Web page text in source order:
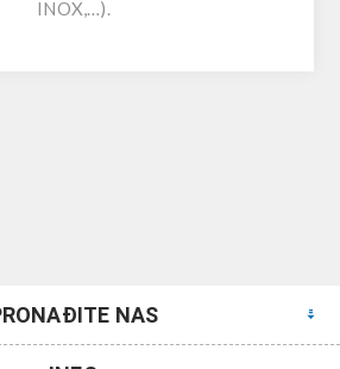
INOX,…).
NAS